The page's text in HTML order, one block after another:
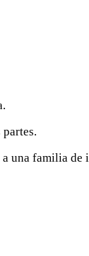
una familia de